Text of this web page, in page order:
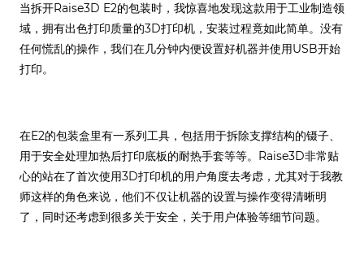
当拆开Raise3D E2的包装时，我惊喜地发现这款用于工业制造领
域，拥有出色打印质量的3D打印机，安装过程竟如此简单。没有
任何慌乱的操作，我们在几分钟内便设置好机器并使用USB开始
打印。
在E2的包装盒里有一系列工具，包括用于拆除支撑结构的镊子、
用于安全处理加热后打印底板的耐热手套等等。Raise3D非常贴
心的站在了首次使用3D打印机的用户角度去考虑，尤其对于我教
师这样的角色来说，他们不仅让机器的设置与操作变得清晰明
了，同时还考虑到很多关于安全，关于用户体验等细节问题。